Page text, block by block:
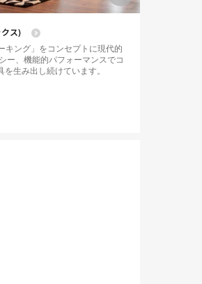
image
tooltip
ス)
キング」をコンセプトに現代的
ー、機能的パフォーマンスでコ
生み出し続けています。